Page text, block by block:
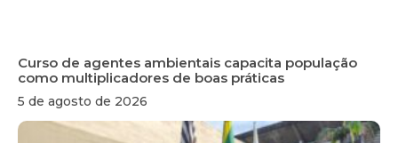
Curso de agentes ambientais capacita população
como multiplicadores de boas práticas
5 de agosto de 2026